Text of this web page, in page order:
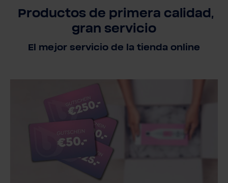
Productos de primera calidad,
gran servicio
El mejor servicio de la tienda online